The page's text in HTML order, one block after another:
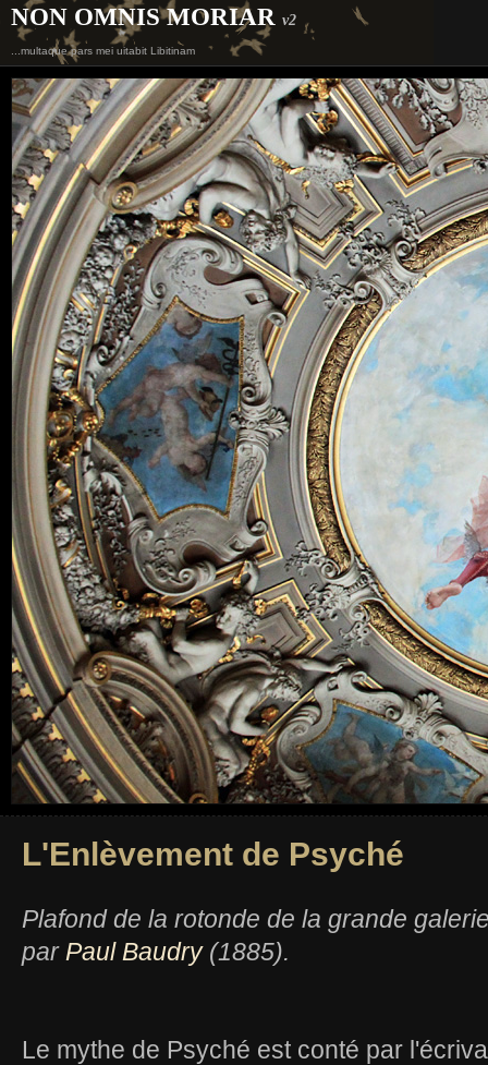
NON OMNIS MORIAR v2
...multaque pars mei uitabit Libitinam
L'Enlèvement de Psyché
Plafond de la rotonde de la grande
par Paul Baudry(1885).
Le mythe de Psyché est conté par